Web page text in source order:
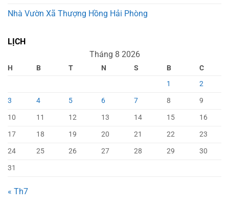
Nhà Vườn Xã Thượng Hồng Hải Phòng
LỊCH
Tháng 8 2026
H B T N S B
C
1
2
3
4 5 6 7 8
9
10
11 12 13 14 15
16
17
18 19 20 21 22
23
24
25 26 27 28 29
30
31
« Th7